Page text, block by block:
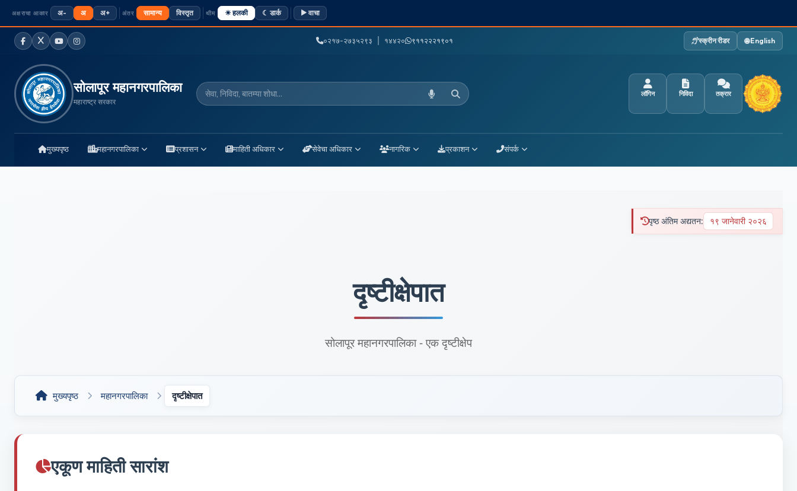
अक्षराचा आकार अ- अ अ+ अंतर सामान्य विस्तृत थीम ☀ हलकी ☾ डार्क ▶ वाचा
फेसबुकट्विटर / X
यूट्यूब इंस्टाग्राम
०२१७-२७३५२९३ | १४४२० ९११२२२१९०१ स्क्रीन रीडर 🌐 English
सोलापूर महानगरपालिका
महाराष्ट्र सरकार सेवा, निविदा, बातम्या शोधा
लॉगिन निविदा तक्रार
मुख्यपृष्ठ महानगरपालिका प्रशासन माहिती अधिकार सेवेचा अधिकार नागरिक प्रकाशन संपर्क
पृष्ठ अंतिम अद्यतन: १९ जानेवारी २०२६
दृष्टीक्षेपात
सोलापूर महानगरपालिका - एक दृष्टीक्षेप
मुख्यपृष्ठ महानगरपालिका दृष्टीक्षेपात
एकूण माहिती सारांश